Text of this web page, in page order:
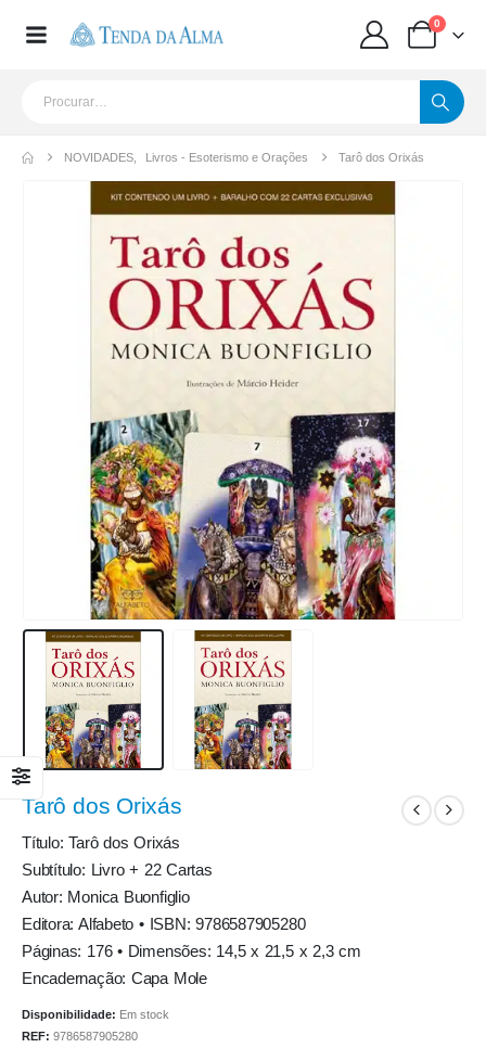
0
NOVIDADES Livros - Esoterismo e Orações Tarô dos Orixás
Tarô dos Orixás
Título: Tarô dos Orixás
Subtítulo: Livro + 22 Cartas
Autor: Monica Buonfiglio
Editora: Alfabeto • ISBN: 9786587905280
Páginas: 176 • Dimensões: 14,5 x 21,5 x 2,3 cm
Encadernação: Capa Mole
Disponibilidade: Em stock
REF: 9786587905280